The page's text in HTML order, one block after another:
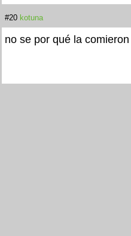
#20 kotuna
no se por qué la